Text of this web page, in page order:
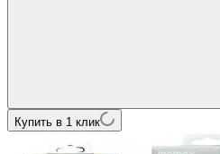
Купить в 1 клик